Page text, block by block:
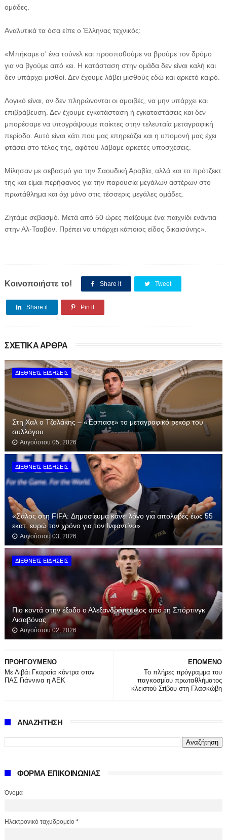
ομάδες.
Αναλυτικά τα όσα είπε ο Έλληνας τεχνικός:
«Μπήκαμε σ' ένα τούνελ και προσπαθούμε να βρούμε τον δρόμο
για να βγούμε από κει. Η κατάσταση στην ομάδα δεν είναι καλή και
δεν υπάρχει μισθοί. Δεν έχουμε λάβει μισθούς εδώ και αρκετό καιρό.
Λογικό είναι, αν δεν πληρώνονται οι αμοιβές, να μην υπάρχει και
επιβράβευση. Δεν έχουμε εγκατάσταση ή εγκαταστάσεις και δεν
μπορέσαμε να υπογράψουμε παίκτες στην τελευταία μεταγραφική
περίοδο. Αυτό είναι κάτι που μας επηρεάζει και η υπομονή μας έχει
φτάσει στο τέλος της, αφότου λάβαμε αρκετές υποσχέσεις.
Μίλησαν με σεβασμό για την Σαουδική Αραβία, αλλά και το πρότζεκτ
της και είμαι περήφανος για την παρουσία μεγάλων αστέρων στο
πρωτάθλημα και όχι μόνο στις τέσσερις μεγάλες ομάδες.
Ζητάμε σεβασμό. Μετά από 50 ώρες παίζουμε ένα παιχνίδι ενάντια
στην Αλ-Τααβόν. Πρέπει να υπάρχει κάποιος είδος δικαισύνης».
Κοινοποιήστε το! Share it Tweet
Share it Pin it
ΣΧΕΤΙΚΑ ΑΡΘΡΑ
ΔΙΕΘΝΕΊΣ ΕΙΔΉΣΕΙΣ
Στη Χαλ ο Τζολάκης – «Έσπασε» το μεταγραφικό ρεκόρ του
συλλόγου
Αυγούστου 05, 2026
ΔΙΕΘΝΕΊΣ ΕΙΔΉΣΕΙΣ
«Σάλος στη FIFA: Δημοσίευμα κάνει λόγο για απολαβές έως 55
εκατ. ευρώ τον χρόνο για τον Ινφαντίνο»
Αυγούστου 03, 2026
ΔΙΕΘΝΕΊΣ ΕΙΔΉΣΕΙΣ
Πιο κοντά στην έξοδο ο Αλεξανδρόπουλος από τη Σπόρτινγκ
Λισαβόνας
Αυγούστου 02, 2026
ΕΠΟΜΕΝΟ
Το πλήρες πρόγραμμα του
παγκοσμίου πρωταθλήματος
κλειστού Στίβου στη Γλασκώβη
ΠΡΟΗΓΟΥΜΕΝΟ
Με Λιβάι Γκαρσία κόντρα στον
ΠΑΣ Γιάννινα η ΑΕΚ
ΑΝΑΖΗΤΗΣΗ
ΦΟΡΜΑ ΕΠΙΚΟΙΝΩΝΙΑΣ
Όνομα
Ηλεκτρονικό ταχυδρομείο *